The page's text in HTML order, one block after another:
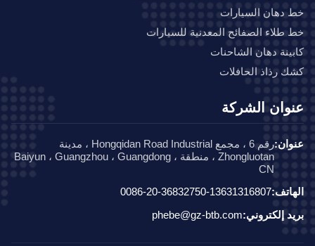
دهان السيارات
الصفائح المعدنية للسيارات
دهان الشاحنات
رذاذ الحافلات
الشركة
رقم 6 ، مجمع Hongqidan Road Industrial ، مدينة
Zhongluotan ، منطقة Baiyun ، Guangzhou ، Guangdong ،
0086-20-36832750-13631316807
إلكتروني: phebe@gz-btb.com